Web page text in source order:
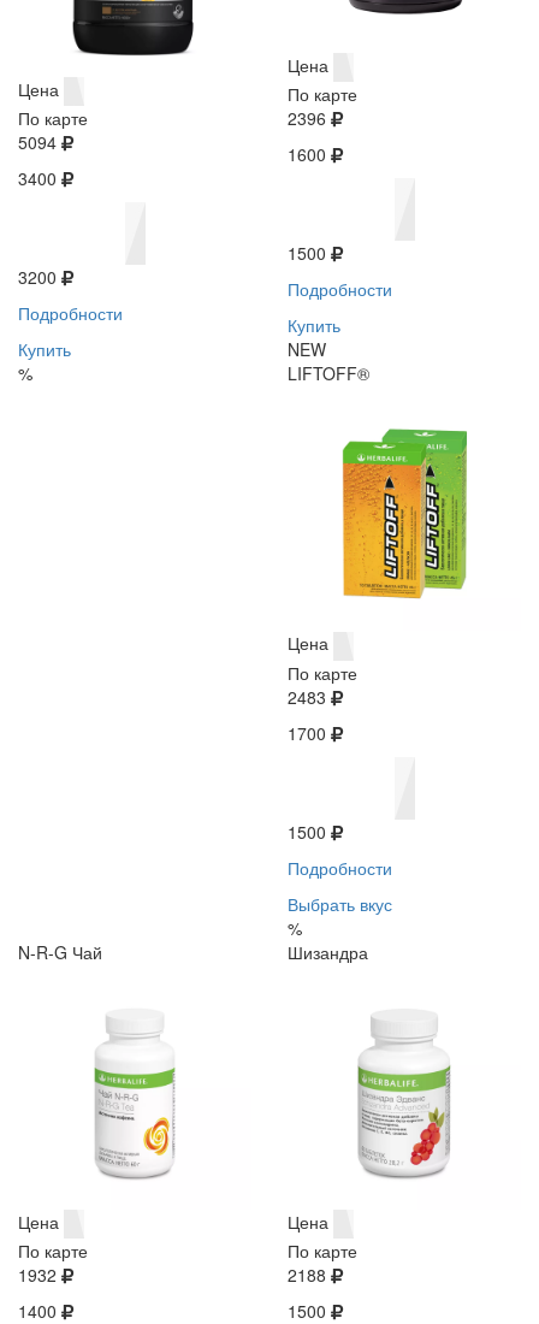
Цена
По карте
5094
3400
3200
Подробности
Купить
%
Цена
По карте
2396
1600
1500
Подробности
Купить
NEW
LIFTOFF®
Цена
По карте
2483
1700
1500
Подробности
Выбрать вкус
%
N-R-G Чай
Цена
По карте
1932
1400
Шизандра
Цена
По карте
2188
1500